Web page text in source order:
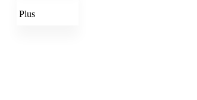
Plus